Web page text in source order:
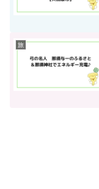
旅